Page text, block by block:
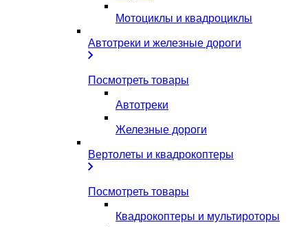
Мотоциклы и квадроциклы
Автотреки и железные дороги
Посмотреть товары
Автотреки
Железные дороги
Вертолеты и квадрокоптеры
Посмотреть товары
Квадрокоптеры и мультироторы